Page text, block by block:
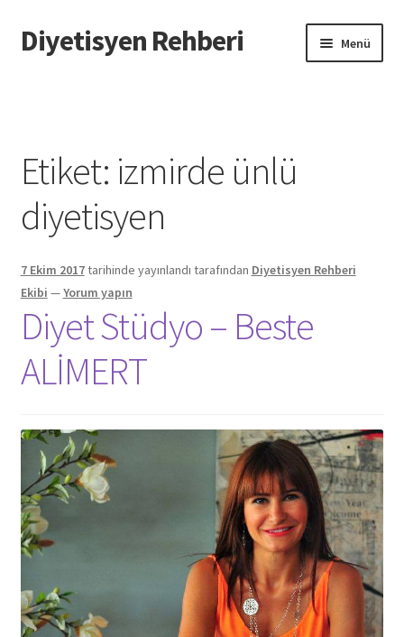
Dolaşıma
geç
İçeriğe
geç
Diyetisyen Rehberi Menü
Hata Bildir
iletişim
Sayfamı Düzenlemek İstiyorum
Yardım
Formu doldurun biz sayfanızı oluşturalım
Etiket: izmirde ünlü
diyetisyen
7 Ekim 2017tarihinde yayınlandı tarafından Diyetisyen Rehberi
Ekibi —Yorum yapın
Diyet Stüdyo – Beste
ALİMERT